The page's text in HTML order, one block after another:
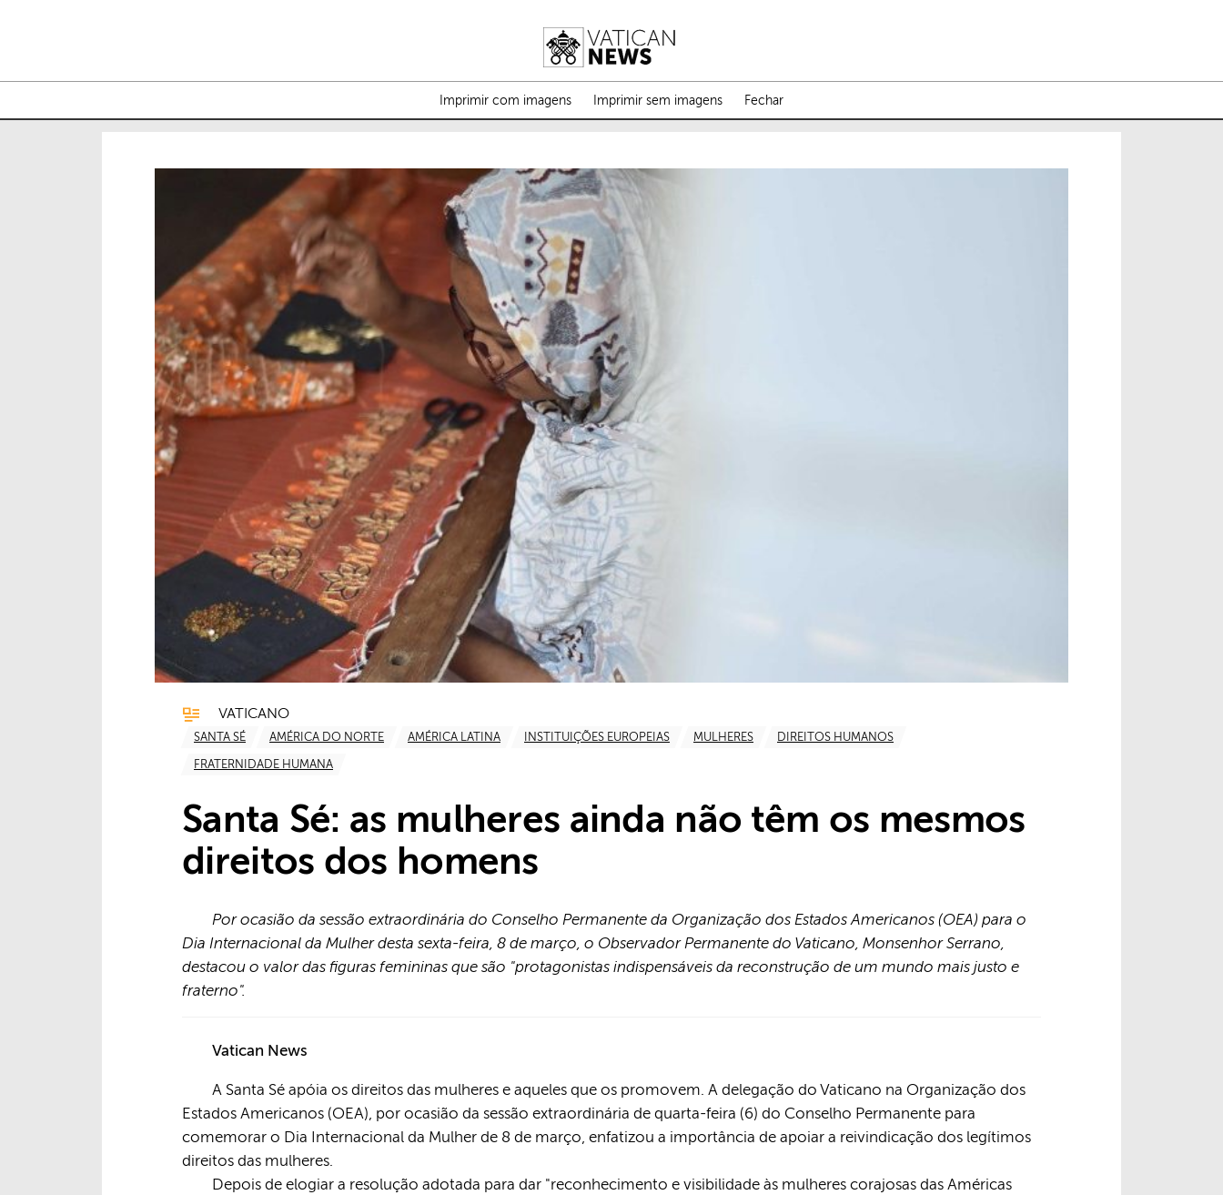
Imprimir com imagens Imprimir sem imagens Fechar
VATICANO
SANTA SÉ AMÉRICA DO NORTE AMÉRICA LATINA INSTITUIÇÕES EUROPEIAS MULHERES DIREITOS HUMANOS
FRATERNIDADE HUMANA
Santa Sé: as mulheres ainda não têm os mesmos
direitos dos homens
Por ocasião da sessão extraordinária do Conselho Permanente da Organização dos Estados Americanos (OEA) para o
Dia Internacional da Mulher desta sexta-feira, 8 de março, o Observador Permanente do Vaticano, Monsenhor Serrano,
destacou o valor das figuras femininas que são "protagonistas indispensáveis da reconstrução de um mundo mais justo e
fraterno".
Vatican News
A Santa Sé apóia os direitos das mulheres e aqueles que os promovem. A delegação do Vaticano na Organização dos
Estados Americanos (OEA), por ocasião da sessão extraordinária de quarta-feira (6) do Conselho Permanente para
comemorar o Dia Internacional da Mulher de 8 de março, enfatizou a importância de apoiar a reivindicação dos legítimos
direitos das mulheres.
Depois de elogiar a resolução adotada para dar "reconhecimento e visibilidade às mulheres corajosas das Américas